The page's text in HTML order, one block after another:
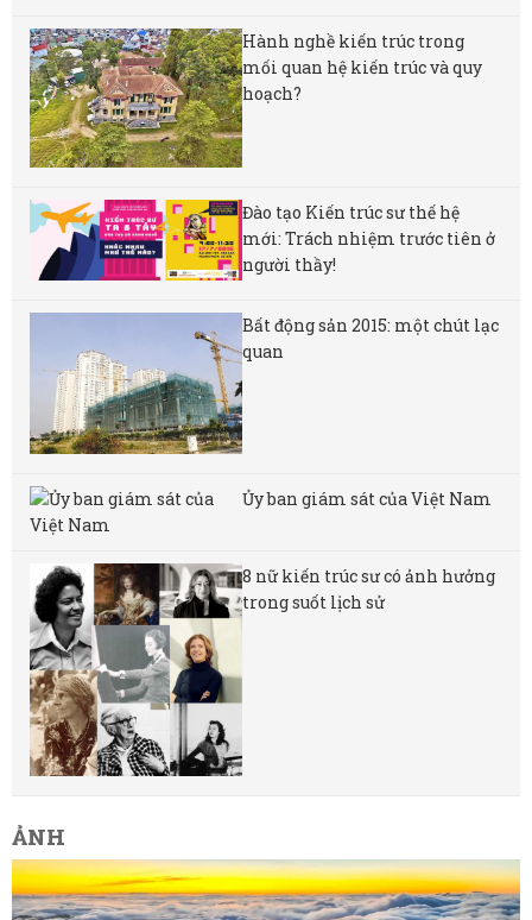
Hành nghề kiến trúc trong
mối quan hệ kiến trúc và quy
hoạch?
Đào tạo Kiến trúc sư thế hệ
mới: Trách nhiệm trước tiên ở
người thầy!
Bất động sản 2015: một chút lạc
quan
Ủy ban giám sát của Việt Nam
8 nữ kiến ​​trúc sư có ảnh hưởng
trong suốt lịch sử
ẢNH